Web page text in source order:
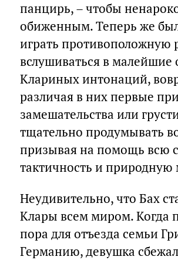
панцирь, – чтобы
обиженным. Теперь же
играть противоположную
вслушиваться в малейшие
Клариных интонаций,
различая в них первые
замешательства или
тщательно продумывать
призывая на помощь всю
тактичность и природную
Неудивительно, что Бах
Клары всем миром. Когда
пора для отъезда семьи
Германию, девушка